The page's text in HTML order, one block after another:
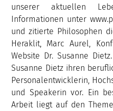
unserer aktuellen
Informationen unter
und zitierte Philosophen
Heraklit, Marc Aurel,
Website Dr. Susanne
Susanne Dietz ihren
Personalentwicklerin,
und Speakerin vor. Ein
Arbeit liegt auf den